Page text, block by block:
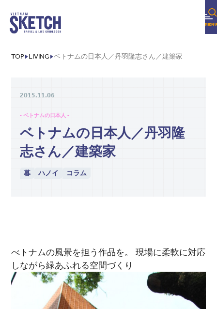
TOP LIVING ベトナムの日本人／丹羽隆志さん／建築家
2015.11.06
• ベトナムの日本人 •
ベトナムの日本人／丹羽隆
志さん／建築家
暮 ハノイ コラム
べトナムの風景を担う作品を。 現場に柔軟に対応
しながら緑あふれる空間づくり